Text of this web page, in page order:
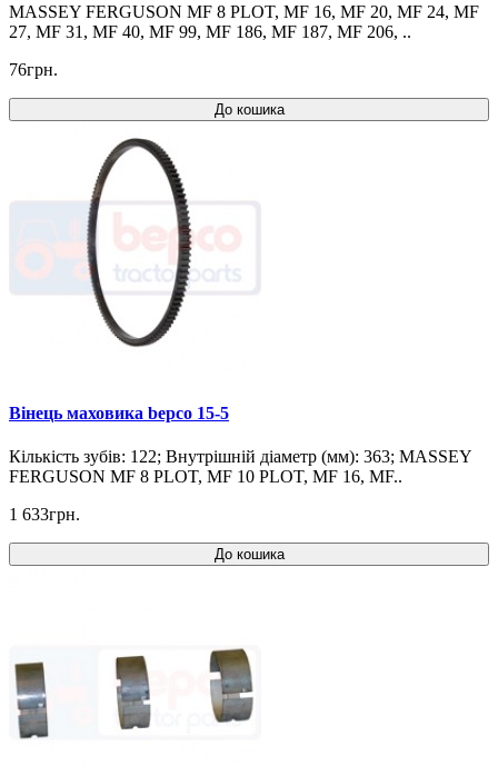
MASSEY FERGUSON MF 8 PLOT, MF 16, MF 20, MF 24, MF
27, MF 31, MF 40, MF 99, MF 186, MF 187, MF 206, ..
76грн.
До кошика
Вінець маховика bepco 15-5
Кількість зубів: 122; Внутрішній діаметр (мм): 363; MASSEY
FERGUSON MF 8 PLOT, MF 10 PLOT, MF 16, MF..
1 633грн.
До кошика